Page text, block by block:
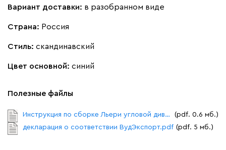
Клэй
Букле 5314
Вариант доставки: в разобранном виде
Страна: Россия
Стиль: скандинавский
Цвет основной: синий
Полезные файлы
Инструкция по сборке Льери угловой диван.pdf
(pdf. 0.6 мб.)
декларация о соответствии ВудЭкспорт.pdf (pdf. 5 мб.)